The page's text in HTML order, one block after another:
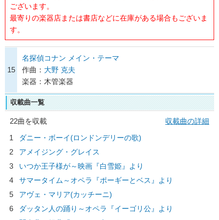
ございます。
最寄りの楽器店または書店などに在庫がある場合もございま
す。
15
名探偵コナン メイン・テーマ
作曲： 大野 克夫
楽器：木管楽器
収載曲一覧
22曲を収載
収載曲の詳細
1
ダニー・ボーイ(ロンドンデリーの歌)
2
アメイジング・グレイス
3
いつか王子様が～映画『白雪姫』より
4
サマータイム～オペラ『ポーギーとベス』より
5
アヴェ・マリア(カッチーニ)
6
ダッタン人の踊り～オペラ『イーゴリ公』より